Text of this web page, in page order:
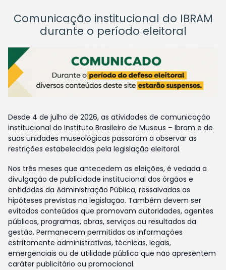
Comunicação institucional do IBRAM
durante o período eleitoral
Desde 4 de julho de 2026, as atividades de comunicação
institucional do Instituto Brasileiro de Museus – Ibram e de
suas unidades museológicas passaram a observar as
restrições estabelecidas pela legislação eleitoral.
Nos três meses que antecedem as eleições, é vedada a
divulgação de publicidade institucional dos órgãos e
entidades da Administração Pública, ressalvadas as
hipóteses previstas na legislação. Também devem ser
evitados conteúdos que promovam autoridades, agentes
públicos, programas, obras, serviços ou resultados da
gestão. Permanecem permitidas as informações
estritamente administrativas, técnicas, legais,
emergenciais ou de utilidade pública que não apresentem
caráter publicitário ou promocional.